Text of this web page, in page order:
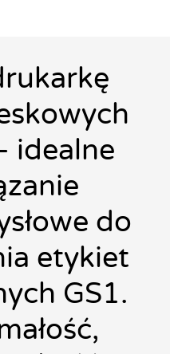
idealne
do
etykiet
GS1.